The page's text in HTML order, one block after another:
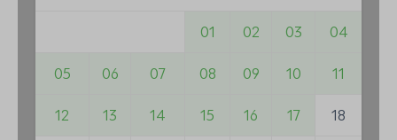
01 02 03 04
05 06 07 08 09 10 11
12 13 14 15 16 17 18